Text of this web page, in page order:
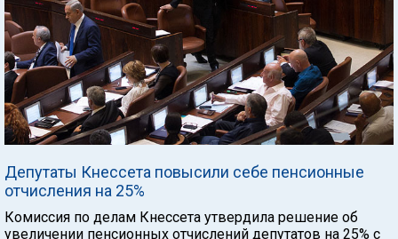
Депутаты Кнессета повысили себе пенсионные
отчисления на 25%
Комиссия по делам Кнессета утвердила решение об
увеличении пенсионных отчислений депутатов на 25% с